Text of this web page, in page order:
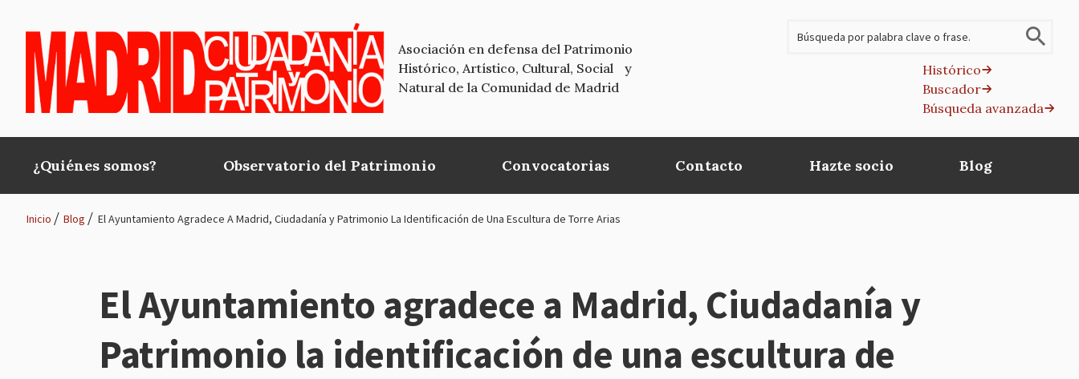
Asociación en defensa del Patrimonio
Histórico, Artístico, Cultural, Social y
Natural de la Comunidad de Madrid
Histórico
Buscador
Búsqueda avanzada
Main
navigation
¿Quiénes somos? Observatorio del Patrimonio Convocatorias Contacto Hazte socio Blog
Inicio Blog El Ayuntamiento Agradece A Madrid, Ciudadanía y Patrimonio La Identificación de Una Escultura de Torre Arias
El Ayuntamiento agradece a Madrid, Ciudadanía y
Patrimonio la identificación de una escultura de